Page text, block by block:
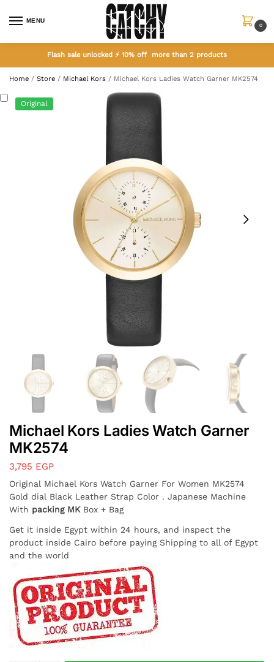
MENU
0
Flash sale unlocked ⚡ 10% off more than 2 products
Home / Store / Michael Kors / Michael Kors Ladies Watch Garner MK2574
Original
Michael Kors Ladies Watch Garner
MK2574
3,795 EGP
Original Michael Kors Watch Garner For Women MK2574
Gold dial Black Leather Strap Color . Japanese Machine
With packing MK Box + Bag
Get it inside Egypt within 24 hours, and inspect the
product inside Cairo before paying Shipping to all of Egypt
and the world